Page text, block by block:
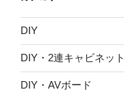
ブ
DIY
DIY・2連キャビネット
DIY・AVボード